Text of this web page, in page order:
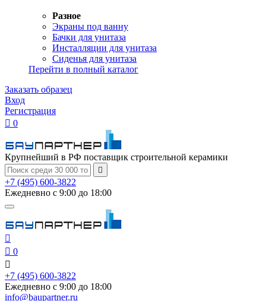
Разное
Экраны под ванну
Бачки для унитаза
Инсталляции для унитаза
Сиденья для унитаза
Перейти в полный каталог
Заказать образец
Вход
Регистрация
 0
Крупнейший в РФ поставщик строительной керамики

+7 (495) 600-3822
Ежедневно с 9:00 до 18:00

 0

+7 (495) 600-3822
Ежедневно с 9:00 до 18:00
info@baupartner.ru